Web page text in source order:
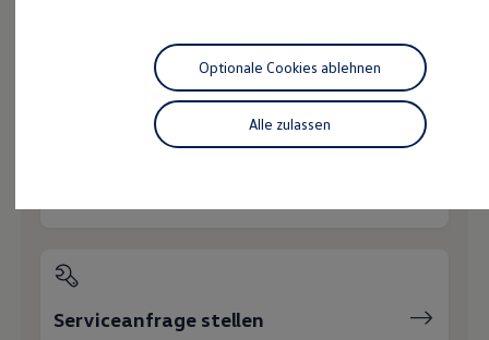
Lifestyle Shop
T-Roc Kollektion
Golf Kollektion
ID. Kollektion
Volkswagen Kollektion
R-Kollektion
Inspektion und HU/AU
Wie können wir
Ihnen weiterhelfen?
Serviceanfrage stellen
Alle zulassen
Optionale Cookies ablehnen